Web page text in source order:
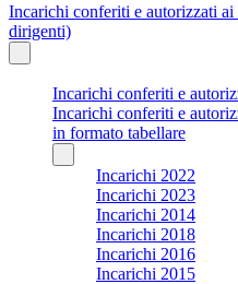
Incarichi conferiti e autorizzati
dirigenti)
Incarichi conferiti e
Incarichi conferiti e
in formato tabellare
Incarichi 2022
Incarichi 2023
Incarichi 2014
Incarichi 2018
Incarichi 2016
Incarichi 2015